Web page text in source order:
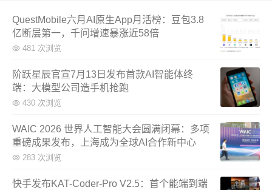
QuestMobile六月AI原生App月活榜：豆包3.8
亿断层第一，千问增速暴涨近58倍
481 次浏览
阶跃星辰官宣7月13日发布首款AI智能体终
端：大模型公司造手机抢跑
430 次浏览
WAIC 2026 世界人工智能大会圆满闭幕：多项
重磅成果发布，上海成为全球AI合作新中心
283 次浏览
快手发布KAT-Coder-Pro V2.5：首个能端到端